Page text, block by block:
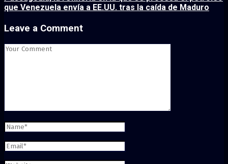
que Venezuela envía a EE.UU. tras la caída de Maduro
Leave a Comment